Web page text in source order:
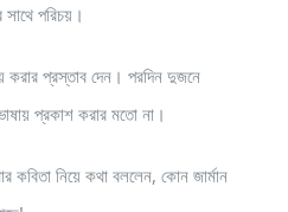
পরিচয়।
করার প্রস্তাব দেন। পরদিন দুজনে
প্রকাশ করার মতো না।
কবিতা নিয়ে কথা বললেন, কোন জার্মান